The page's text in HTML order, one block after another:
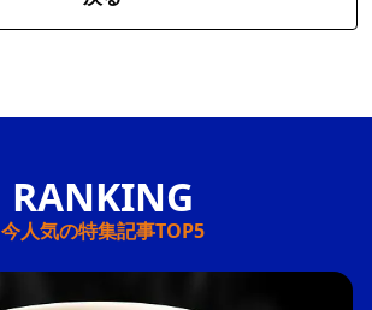
今人気の特集記事TOP5